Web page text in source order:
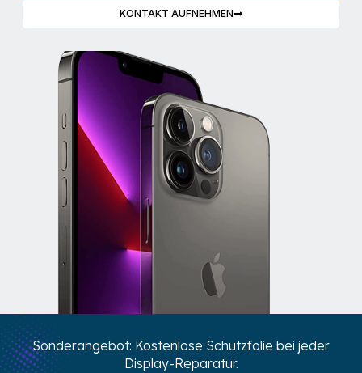
KONTAKT AUFNEHMEN
Sonderangebot: Kostenlose Schutzfolie bei jeder
Display-Reparatur.